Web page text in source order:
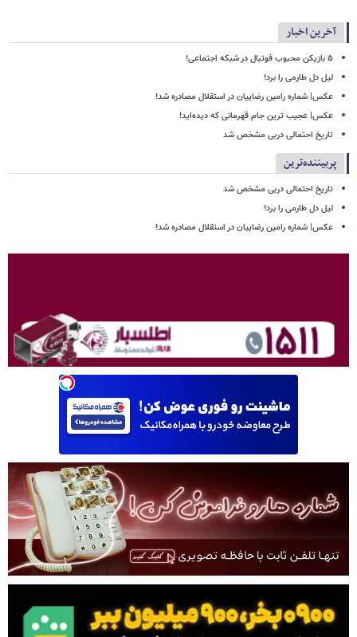
آخرین اخبار
۵ بازیکن محبوب فوتبال در شبکه اجتماعی!
لیل دل طارمی را برد!
عکس| شماره رامین رضاییان در استقلال مصادره شد!
عکس| عجیب ترین جام قهرمانی که دیده‌اید!
تاریخ احتمالی دربی مشخص شد
پربیننده‌ترین
تاریخ احتمالی دربی مشخص شد
لیل دل طارمی را برد!
عکس| شماره رامین رضاییان در استقلال مصادره شد!